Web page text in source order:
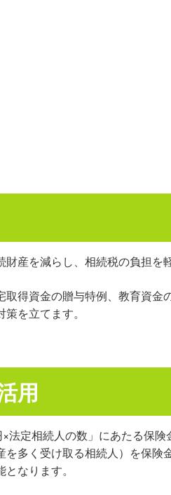
産を減らし、相続税の負担を
得資金の贈与特例、教育資金
を立てます。
用
法定相続人の数」にあたる保
多く受け取る相続人）を保険
なります。